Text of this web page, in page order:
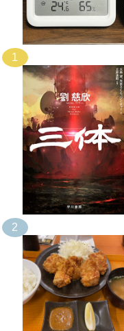
1
2